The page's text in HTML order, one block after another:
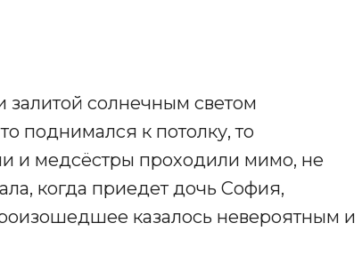
залитой солнечным светом
поднимался к потолку, то
и медсёстры проходили мимо, не
когда приедет дочь София,
казалось невероятным и